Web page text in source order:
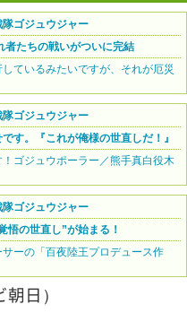
ゴジュウジャー
者たちの戦いがついに完結
ているみたいですが、それが厄災
ゴジュウジャー
す。『これが俺様の世直しだ！』
ゴジュウポーラー／熊手真白役木
ゴジュウジャー
悟の世直し”が始まる！
ーの「百夜陸王プロデュース作
日）